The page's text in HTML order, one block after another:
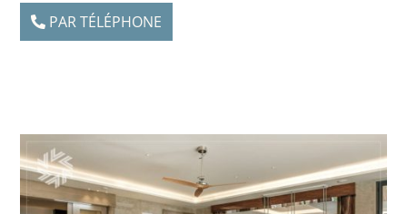
PAR TÉLÉPHONE